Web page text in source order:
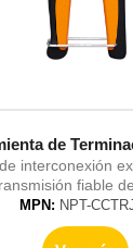
de
interconexión
fiable
MPN: NPT-